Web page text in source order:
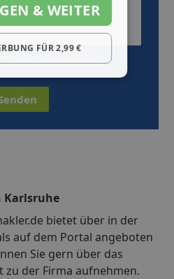
bietet über in der
auf dem Portal angeboten
Sie gern über das
der Firma aufnehmen.
& WEITER
FÜR 2,99 €